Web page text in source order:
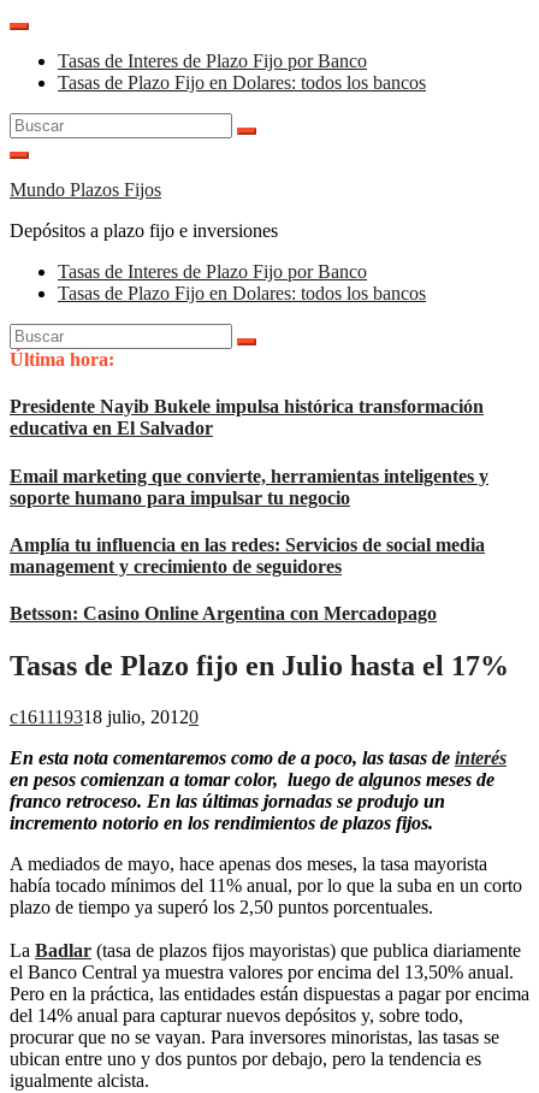
Saltar
contenidoTasas de Interes de Plazo Fijo por Banco
Tasas de Plazo Fijo en Dolares: todos los bancos
Buscar:
Mundo Plazos Fijos
Depósitos a plazo fijo e inversiones
Tasas de Interes de Plazo Fijo por Banco
Tasas de Plazo Fijo en Dolares: todos los bancos
Buscar:
Última hora:
Presidente Nayib Bukele impulsa histórica transformación
educativa en El Salvador
Email marketing que convierte, herramientas inteligentes y
soporte humano para impulsar tu negocio
Amplía tu influencia en las redes: Servicios de social media
management y crecimiento de seguidores
Betsson: Casino Online Argentina con Mercadopago
Tasas de Plazo fijo en Julio hasta el 17%
c161119318 julio, 20120
En esta nota comentaremos como de a poco, las tasas de interés
en pesos comienzan a tomar color, luego de algunos meses de
franco retroceso. En las últimas jornadas se produjo un
incremento notorio en los rendimientos de plazos fijos.
A mediados de mayo, hace apenas dos meses, la tasa mayorista
había tocado mínimos del 11% anual, por lo que la suba en un corto
plazo de tiempo ya superó los 2,50 puntos porcentuales.
La Badlar (tasa de plazos fijos mayoristas) que publica diariamente
el Banco Central ya muestra valores por encima del 13,50% anual.
Pero en la práctica, las entidades están dispuestas a pagar por encima
del 14% anual para capturar nuevos depósitos y, sobre todo,
procurar que no se vayan. Para inversores minoristas, las tasas se
ubican entre uno y dos puntos por debajo, pero la tendencia es
igualmente alcista.